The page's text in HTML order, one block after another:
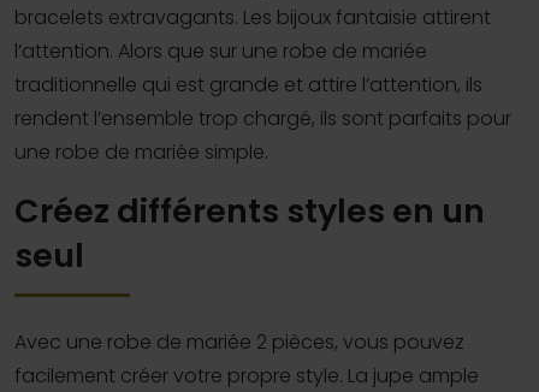
bracelets extravagants. Les bijoux fantaisie attirent
l’attention. Alors que sur une robe de mariée
traditionnelle qui est grande et attire l’attention, ils
rendent l’ensemble trop chargé, ils sont parfaits pour
une robe de mariée simple.
Créez différents styles en un
seul
Avec une robe de mariée 2 pièces, vous pouvez
facilement créer votre propre style. La jupe ample